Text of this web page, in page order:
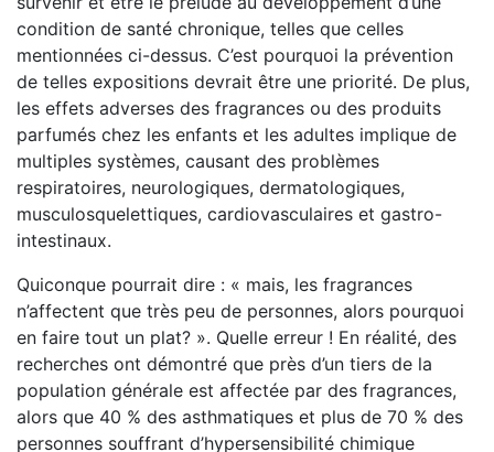
condition de santé chronique, telles que celles
mentionnées ci-dessus. C’est pourquoi la prévention
de telles expositions devrait être une priorité. De plus,
les effets adverses des fragrances ou des produits
parfumés chez les enfants et les adultes implique de
multiples systèmes, causant des problèmes
respiratoires, neurologiques, dermatologiques,
musculosquelettiques, cardiovasculaires et gastro-
intestinaux.
Quiconque pourrait dire : « mais, les fragrances
n’affectent que très peu de personnes, alors pourquoi
en faire tout un plat? ». Quelle erreur ! En réalité, des
recherches ont démontré que près d’un tiers de la
population générale est affectée par des fragrances,
alors que 40 % des asthmatiques et plus de 70 % des
personnes souffrant d’hypersensibilité chimique